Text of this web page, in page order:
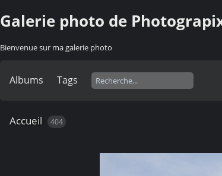
Galerie photo de
Bienvenue sur ma galerie photo
Albums Tags
Accueil 404